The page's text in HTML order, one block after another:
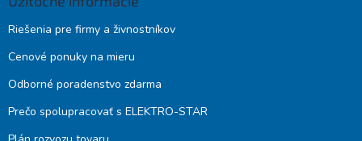
Riešenia pre firmy a živnostníkov
Cenové ponuky na mieru
Odborné poradenstvo zdarma
Prečo spolupracovať s ELEKTRO-STAR